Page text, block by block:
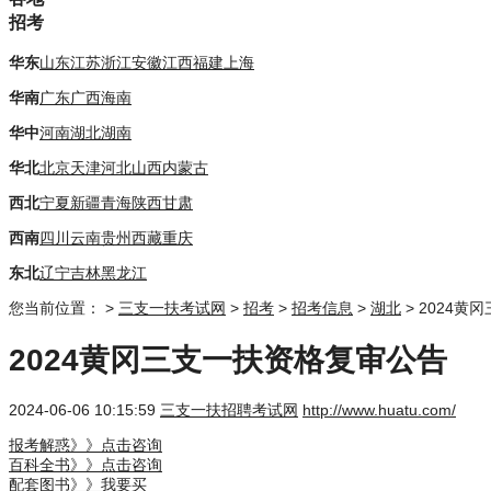
招考
华东山东江苏浙江安徽江西福建 上海
华南广东广西海南
华中河南湖北湖南
华北北京天津河北山西内蒙古
西北宁夏新疆青海陕西甘肃
西南四川 云南贵州西藏重庆
东北辽宁吉林黑龙江
您当前位置：
> 三支一扶考试网 > 招考 > 招考信息 > 湖北 > 2024黄冈
2024黄冈三支一扶资格复审公告
2024-06-06 10:15:59 三支一扶招聘考试网 http://www.huatu.com/
报考解惑》》点击咨询
百科全书》》点击咨询
配套图书》》我要买